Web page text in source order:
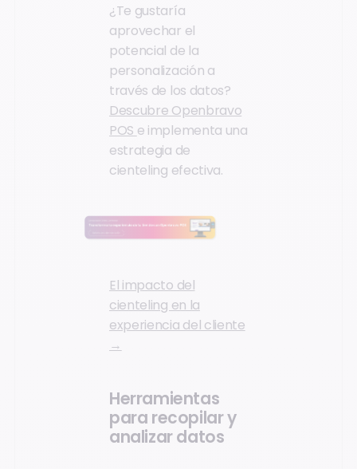
¿Te gustaría
aprovechar el
potencial de la
personalización a
través de los datos?
Descubre Openbravo
POS e implementa una
estrategia de
cienteling efectiva.
El impacto del
cienteling en la
experiencia del cliente
→
Herramientas
para recopilar y
analizar datos